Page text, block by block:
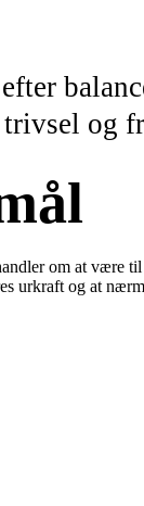
og
om at være til
urkraft og at